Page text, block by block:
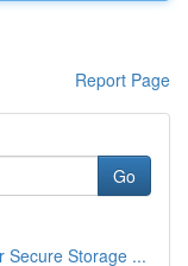
Report Page
Go
Secure Storage ...